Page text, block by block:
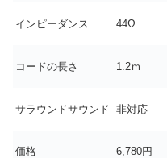
インピーダンス 44Ω
コードの長さ 1.2ｍ
サラウンドサウンド 非対応
価格 6,780円